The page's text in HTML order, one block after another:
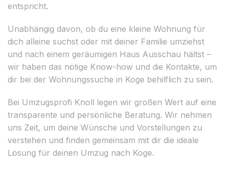
entspricht.
Unabhängig davon, ob du eine kleine Wohnung für
dich alleine suchst oder mit deiner Familie umziehst
und nach einem geräumigen Haus Ausschau hältst –
wir haben das nötige Know-how und die Kontakte, um
dir bei der Wohnungssuche in Koge behilflich zu sein.
Bei Umzugsprofi Knoll legen wir großen Wert auf eine
transparente und persönliche Beratung. Wir nehmen
uns Zeit, um deine Wünsche und Vorstellungen zu
verstehen und finden gemeinsam mit dir die ideale
Lösung für deinen Umzug nach Koge.